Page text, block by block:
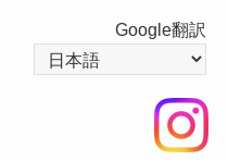
Google翻訳